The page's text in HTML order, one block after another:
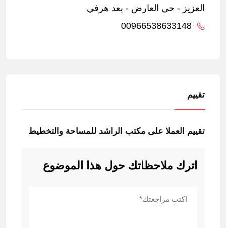
العزيز - حي العارض - بعد هرفي
تقييم
تقييم العملا على مكتب الراشد للمساحة والتخطيط
اترك ملاحظاتك حول هذا الموضوع